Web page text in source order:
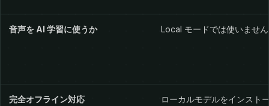
音声を AI 学習に使うか Local モードでは使いませ
完全オフライン対応
ローカルモデルをインスト